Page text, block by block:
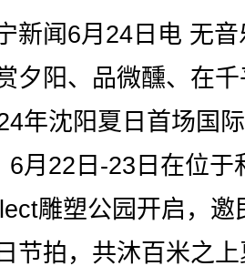
闻6月24日电 无音
夕阳、品微醺、在
年沈阳夏日首场国
6月22日-23日在位于
雕塑公园开启，邀
节拍，共沐百米之